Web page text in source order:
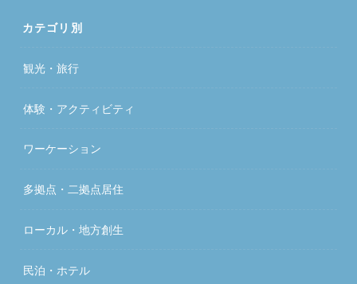
カテゴリ別
観光・旅行
体験・アクティビティ
ワーケーション
多拠点・二拠点居住
ローカル・地方創生
民泊・ホテル